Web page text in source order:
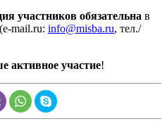
участников обязательна в
mail.ru: info@misba.ru, тел./
активное участие!